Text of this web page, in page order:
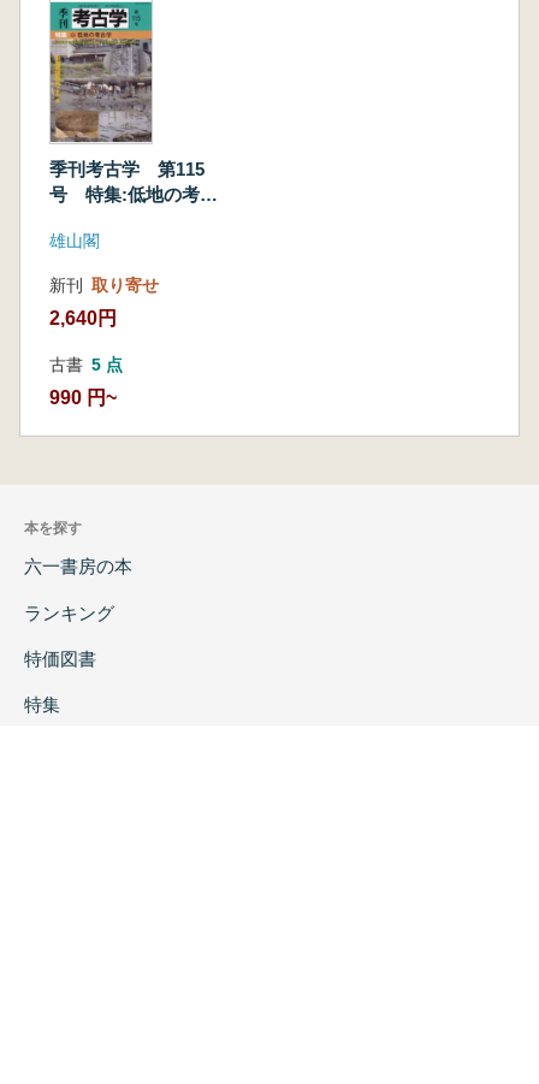
季刊考古学 第115
号 特集:低地の考古
雄山閣
新刊 取り寄せ
2,640円
古書 5 点
990 円~
本を探す
六一書房の本
ランキング
特価図書
特集